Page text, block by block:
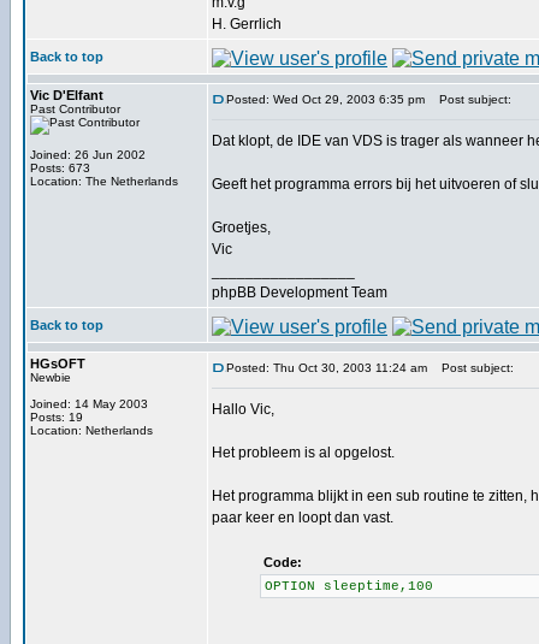
H. Gerrlich
Back to top
Vic D'Elfant
Past Contributor
Joined: 26 Jun 2002
Posts: 673
Location: The Netherlands
Posted: Wed Oct 29, 2003 6:35 pm Post subject:
Dat klopt, de IDE van VDS is trager als wanneer
Geeft het programma errors bij het uitvoeren of
Groetjes,
Vic
phpBB Development Team
Back to top
HGsOFT
Newbie
Joined: 14 May 2003
Posts: 19
Location: Netherlands
Posted: Thu Oct 30, 2003 11:24 am Post subject:
Hallo Vic,
Het probleem is al opgelost.
Het programma blijkt in een sub routine te zitten,
paar keer en loopt dan vast.
Code:
OPTION sleeptime,100